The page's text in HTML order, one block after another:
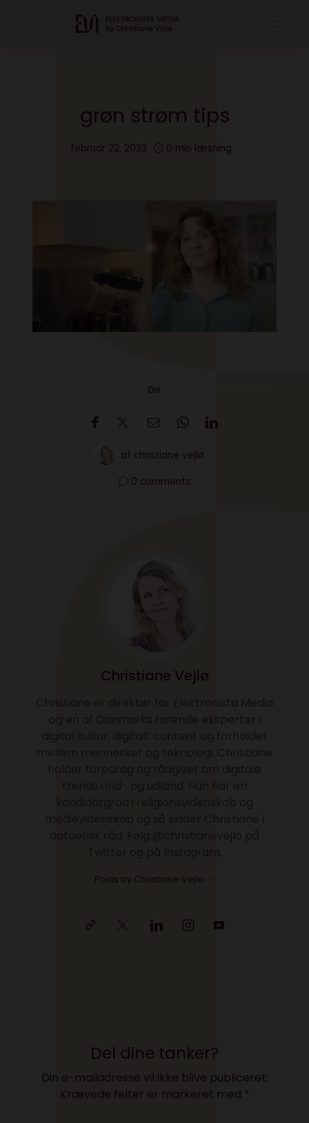
grøn strøm tips
februar 22, 2023 0 min læsning
Del
af christiane vejlø
0 comments
Christiane Vejlø
Posts by Christiane Vejlø
Del dine tanker?
Din e-mailadresse vil ikke blive publiceret.
Krævede felter er markeret med *